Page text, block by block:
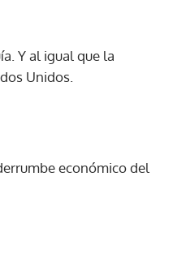
Y al igual que la
Unidos.
económico del